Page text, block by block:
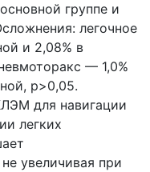
группе и
легочное
и 2,08% в
— 1,0%
p>0,05.
для навигации
легких
увеличивая при